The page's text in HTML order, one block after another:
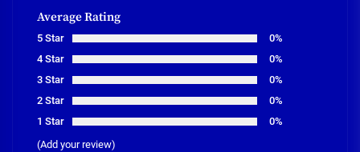
Average Rating
5 Star
0%
4 Star
0%
3 Star
0%
2 Star
0%
1 Star
0%
(Add your review)